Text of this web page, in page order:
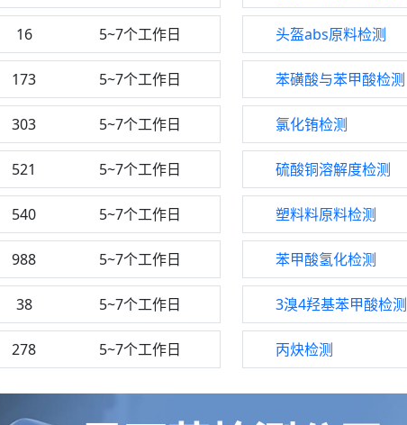
16 5~7个工作日 头盔abs原料检测
173 5~7个工作日 苯磺酸与苯甲酸检测
303 5~7个工作日 氯化铕检测
521 5~7个工作日 硫酸铜溶解度检测
540 5~7个工作日 塑料料原料检测
988 5~7个工作日 苯甲酸氢化检测
38 5~7个工作日 3溴4羟基苯甲酸检测
278 5~7个工作日 丙炔检测